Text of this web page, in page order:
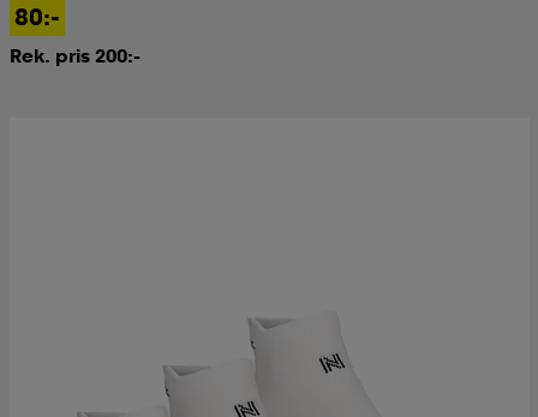
80:-
Rek. pris 200:-